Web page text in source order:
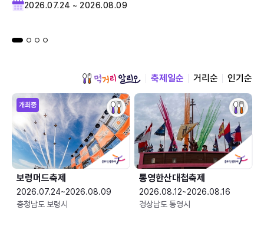
2026.07.24 ~ 2026.08.09
축제일순 거리순 인기순
개최중
보령머드축제
2026.07.24~2026.08.09
충청남도 보령시
통영한산대첩축제
2026.08.12~2026.08.16
경상남도 통영시